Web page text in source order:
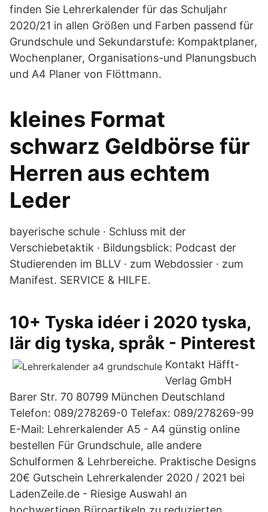
finden Sie Lehrerkalender für das Schuljahr
2020/21 in allen Größen und Farben passend für
Grundschule und Sekundarstufe: Kompaktplaner,
Wochenplaner, Organisations-und Planungsbuch
und A4 Planer von Flöttmann.
kleines Format
schwarz Geldbörse für
Herren aus echtem
Leder
bayerische schule · Schluss mit der
Verschiebetaktik · Bildungsblick: Podcast der
Studierenden im BLLV · zum Webdossier · zum
Manifest. SERVICE & HILFE.
10+ Tyska idéer i 2020 tyska,
lär dig tyska, språk - Pinterest
Kontakt Häfft-
Verlag GmbH
Barer Str. 70 80799 München Deutschland
Telefon: 089/278269-0 Telefax: 089/278269-99
E-Mail: Lehrerkalender A5 - A4 günstig online
bestellen Für Grundschule, alle andere
Schulformen & Lehrbereiche. Praktische Designs
20€ Gutschein Lehrerkalender 2020 / 2021 bei
LadenZeile.de - Riesige Auswahl an